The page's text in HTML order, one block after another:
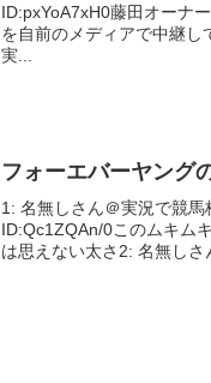
ID:pxYoA7xH0藤田オーナ
を自前のメディアで中継し
実...
フォーエバーヤング
1: 名無しさん＠実況で競
ID:Qc1ZQAn/0このムキム
は思えない太さ2: 名無しさ